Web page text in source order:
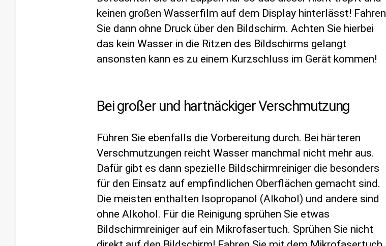
keinen großen Wasserfilm auf dem Display hinterlässt! Fahren
Sie dann ohne Druck über den Bildschirm. Achten Sie hierbei
das kein Wasser in die Ritzen des Bildschirms gelangt
ansonsten kann es zu einem Kurzschluss im Gerät kommen!
Bei großer und hartnäckiger Verschmutzung
Führen Sie ebenfalls die Vorbereitung durch. Bei härteren
Verschmutzungen reicht Wasser manchmal nicht mehr aus.
Dafür gibt es dann spezielle Bildschirmreiniger die besonders
für den Einsatz auf empfindlichen Oberflächen gemacht sind.
Die meisten enthalten Isopropanol (Alkohol) und andere sind
ohne Alkohol. Für die Reinigung sprühen Sie etwas
Bildschirmreiniger auf ein Mikrofasertuch. Sprühen Sie nicht